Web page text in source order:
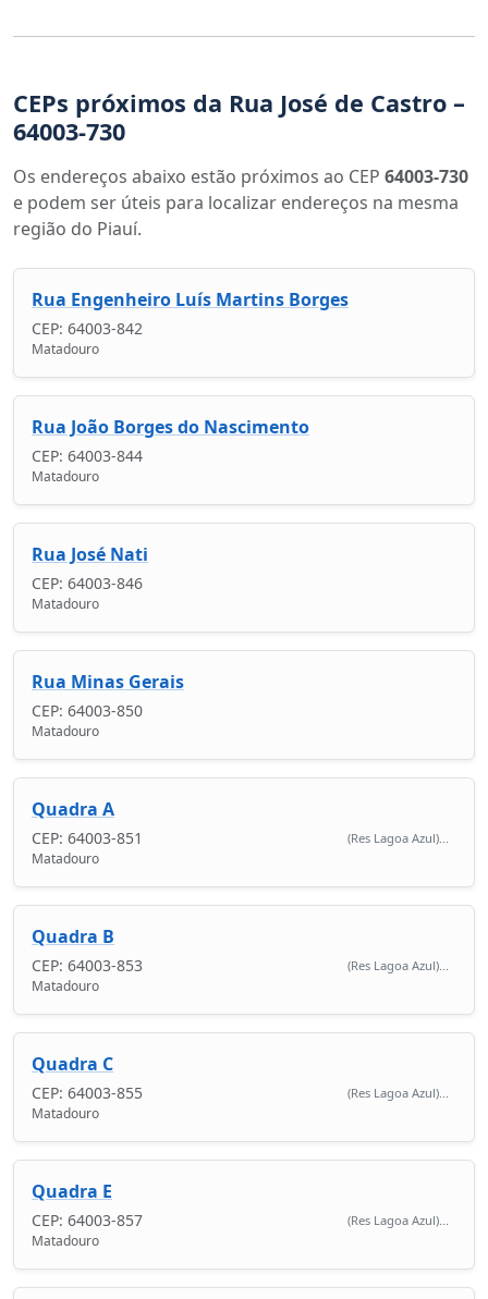
CEPs próximos da Rua José de Castro –
64003-730
Os endereços abaixo estão próximos ao CEP 64003-730
e podem ser úteis para localizar endereços na mesma
região do Piauí.
Rua Engenheiro Luís Martins Borges
CEP: 64003-842
Matadouro
Rua João Borges do Nascimento
CEP: 64003-844
Matadouro
Rua José Nati
CEP: 64003-846
Matadouro
Rua Minas Gerais
CEP: 64003-850
Matadouro
Quadra A
CEP: 64003-851 (Res Lagoa Azul)...
Matadouro
Quadra B
CEP: 64003-853 (Res Lagoa Azul)...
Matadouro
Quadra C
CEP: 64003-855 (Res Lagoa Azul)...
Matadouro
Quadra E
CEP: 64003-857 (Res Lagoa Azul)...
Matadouro